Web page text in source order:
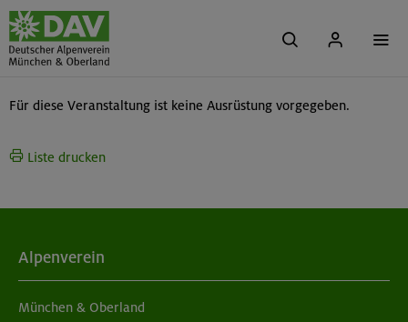
Für diese Veranstaltung ist keine Ausrüstung vorgegeben.
Liste drucken
Alpenverein
München & Oberland